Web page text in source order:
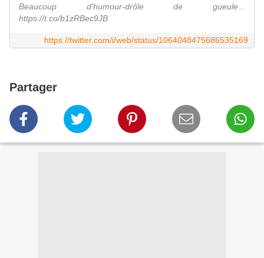
Beaucoup d'humour-drôle de gueule...
https://t.co/b1zRBec9JB
https://twitter.com/i/web/status/1064048475686535169
Partager